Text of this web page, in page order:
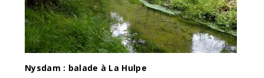
Nysdam : balade à La Hulpe